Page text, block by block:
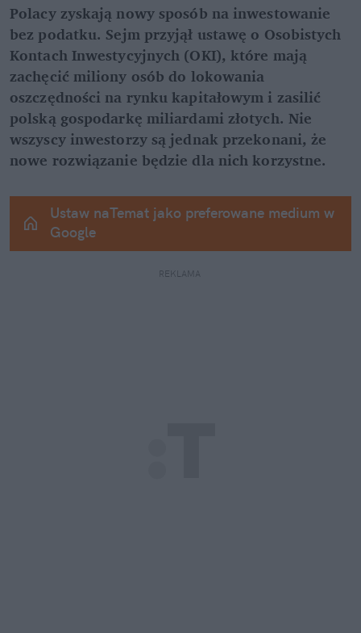
Polacy zyskają nowy sposób na inwestowanie
bez podatku. Sejm przyjął ustawę o Osobistych
Kontach Inwestycyjnych (OKI), które mają
zachęcić miliony osób do lokowania
oszczędności na rynku kapitałowym i zasilić
polską gospodarkę miliardami złotych. Nie
wszyscy inwestorzy są jednak przekonani, że
nowe rozwiązanie będzie dla nich korzystne.
Ustaw naTemat jako preferowane medium w
Google
REKLAMA